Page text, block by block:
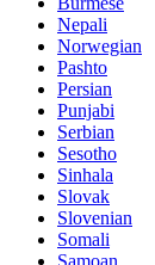
Nepali
Norwegian
Pashto
Persian
Punjabi
Serbian
Sesotho
Sinhala
Slovak
Slovenian
Somali
Samoan